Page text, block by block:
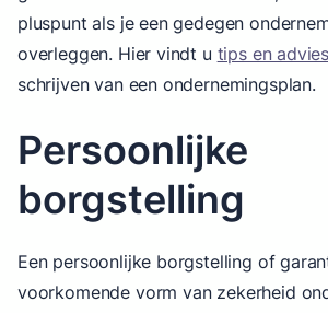
pluspunt als je een gedegen
overleggen. Hier vindt u tips en advies
schrijven van een ondernemingsplan.
Persoonlijke
borgstelling
Een persoonlijke borgstelling of
voorkomende vorm van zekerheid